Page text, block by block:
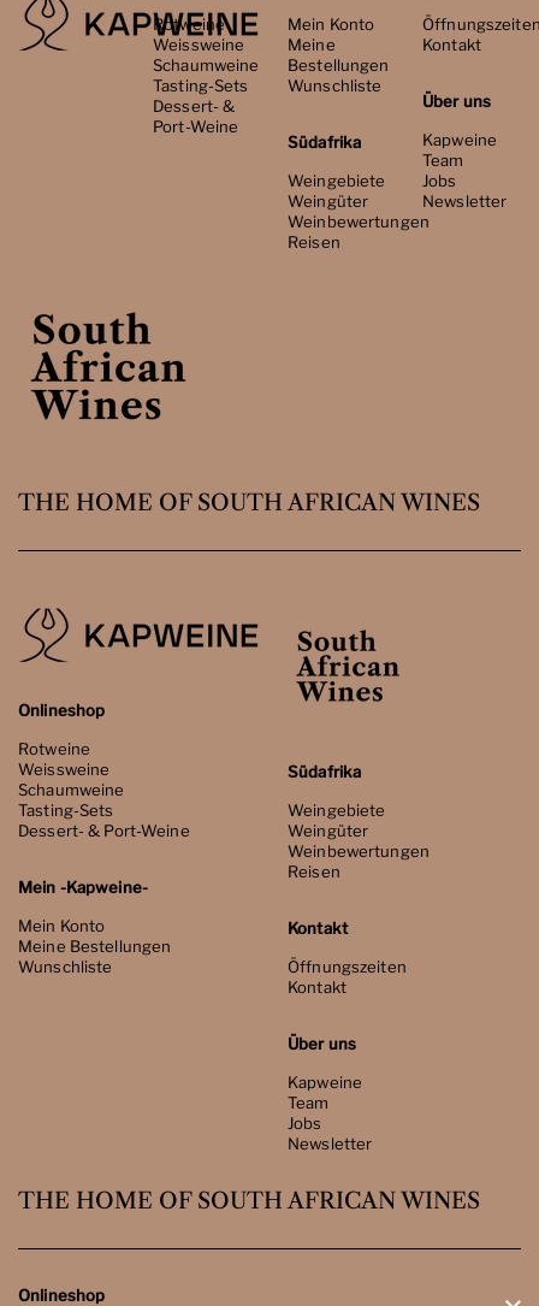
Rotweine
Weissweine
Schaumweine
Tasting-Sets
Dessert- &
Port-Weine
Mein Konto
Meine
Bestellungen
Wunschliste
Südafrika
Weingebiete
Weingüter
Weinbewertungen
Reisen
Kontakt
Über uns
Kapweine
Team
Jobs
Newsletter
THE HOME OF SOUTH AFRICAN WINES
Onlineshop
Rotweine
Weissweine
Schaumweine
Tasting-Sets
Dessert- & Port-Weine
Mein -Kapweine-
Mein Konto
Meine Bestellungen
Wunschliste
Südafrika
Weingebiete
Weingüter
Weinbewertungen
Reisen
Kontakt
Öffnungszeiten
Kontakt
Über uns
Kapweine
Team
Jobs
Newsletter
THE HOME OF SOUTH AFRICAN WINES
Onlineshop